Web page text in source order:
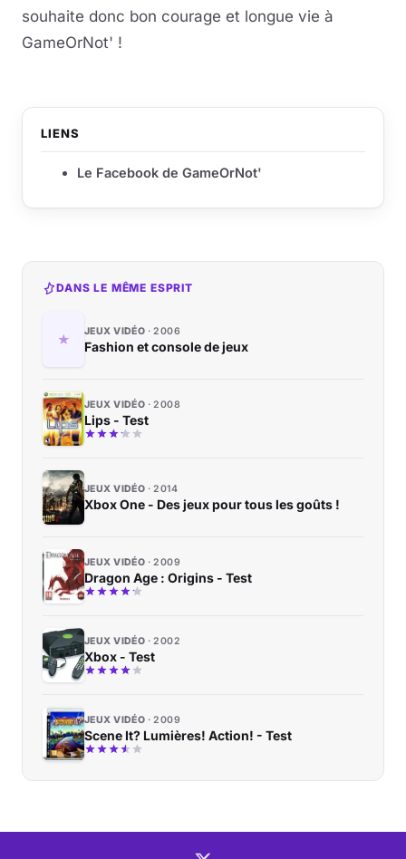
souhaite donc bon courage et longue vie à
GameOrNot' !
LIENS
Le Facebook de GameOrNot'
DANS LE MÊME ESPRIT
JEUX VIDÉO 2006
Fashion et console de jeux
JEUX VIDÉO 2008
Lips - Test
JEUX VIDÉO 2014
Xbox One - Des jeux pour tous les goûts !
JEUX VIDÉO 2009
Dragon Age : Origins - Test
JEUX VIDÉO 2002
Xbox - Test
JEUX VIDÉO 2009
Scene It? Lumières! Action! - Test